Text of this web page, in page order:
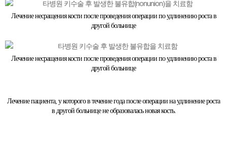
Лечение несращения кости после проведения операции по удлинению роста в
другой больнице
Лечение несращения кости после проведения операции по удлинению роста в
другой больнице
Лечение пациента, у которого в течение года после операции на удлинение роста
в другой больнице не образовалась новая кость.